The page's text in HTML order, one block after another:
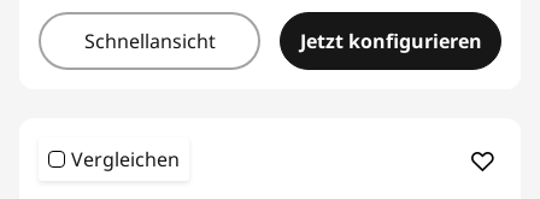
Schnellansicht Jetzt konfigurieren
Vergleichen